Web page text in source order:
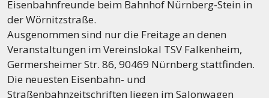
Eisenbahnfreunde beim Bahnhof Nürnberg-Stein in
der Wörnitzstraße.
Ausgenommen sind nur die Freitage an denen
Veranstaltungen im Vereinslokal TSV Falkenheim,
Germersheimer Str. 86, 90469 Nürnberg stattfinden.
Die neuesten Eisenbahn- und
Straßenbahnzeitschriften liegen im Salonwagen